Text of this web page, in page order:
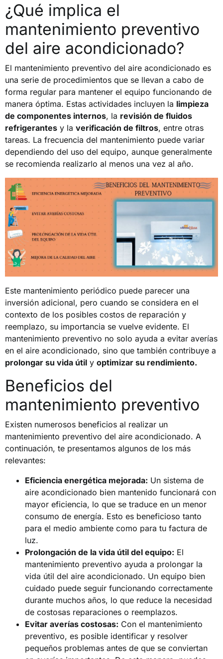
¿Qué implica el
mantenimiento preventivo
del aire acondicionado?
El mantenimiento preventivo del aire acondicionado es
una serie de procedimientos que se llevan a cabo de
forma regular para mantener el equipo funcionando de
manera óptima. Estas actividades incluyen la limpieza
de componentes internos, la revisión de fluidos
refrigerantes y la verificación de filtros, entre otras
tareas. La frecuencia del mantenimiento puede variar
dependiendo del uso del equipo, aunque generalmente
se recomienda realizarlo al menos una vez al año.
Este mantenimiento periódico puede parecer una
inversión adicional, pero cuando se considera en el
contexto de los posibles costos de reparación y
reemplazo, su importancia se vuelve evidente. El
mantenimiento preventivo no solo ayuda a evitar averías
en el aire acondicionado, sino que también contribuye a
prolongar su vida útil y optimizar su rendimiento.
Beneficios del
mantenimiento preventivo
Existen numerosos beneficios al realizar un
mantenimiento preventivo del aire acondicionado. A
continuación, te presentamos algunos de los más
relevantes:
Eficiencia energética mejorada: Un sistema de
aire acondicionado bien mantenido funcionará con
mayor eficiencia, lo que se traduce en un menor
consumo de energía. Esto es beneficioso tanto
para el medio ambiente como para tu factura de
luz.
Prolongación de la vida útil del equipo: El
mantenimiento preventivo ayuda a prolongar la
vida útil del aire acondicionado. Un equipo bien
cuidado puede seguir funcionando correctamente
durante muchos años, lo que reduce la necesidad
de costosas reparaciones o reemplazos.
Evitar averías costosas: Con el mantenimiento
preventivo, es posible identificar y resolver
pequeños problemas antes de que se conviertan